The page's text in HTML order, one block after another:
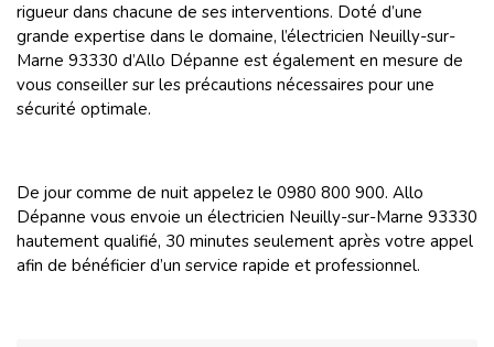
rigueur dans chacune de ses interventions. Doté d’une
grande expertise dans le domaine, l’électricien Neuilly-sur-
Marne 93330 d’Allo Dépanne est également en mesure de
vous conseiller sur les précautions nécessaires pour une
sécurité optimale.
De jour comme de nuit appelez le 0980 800 900. Allo
Dépanne vous envoie un électricien Neuilly-sur-Marne 93330
hautement qualifié, 30 minutes seulement après votre appel
afin de bénéficier d’un service rapide et professionnel.